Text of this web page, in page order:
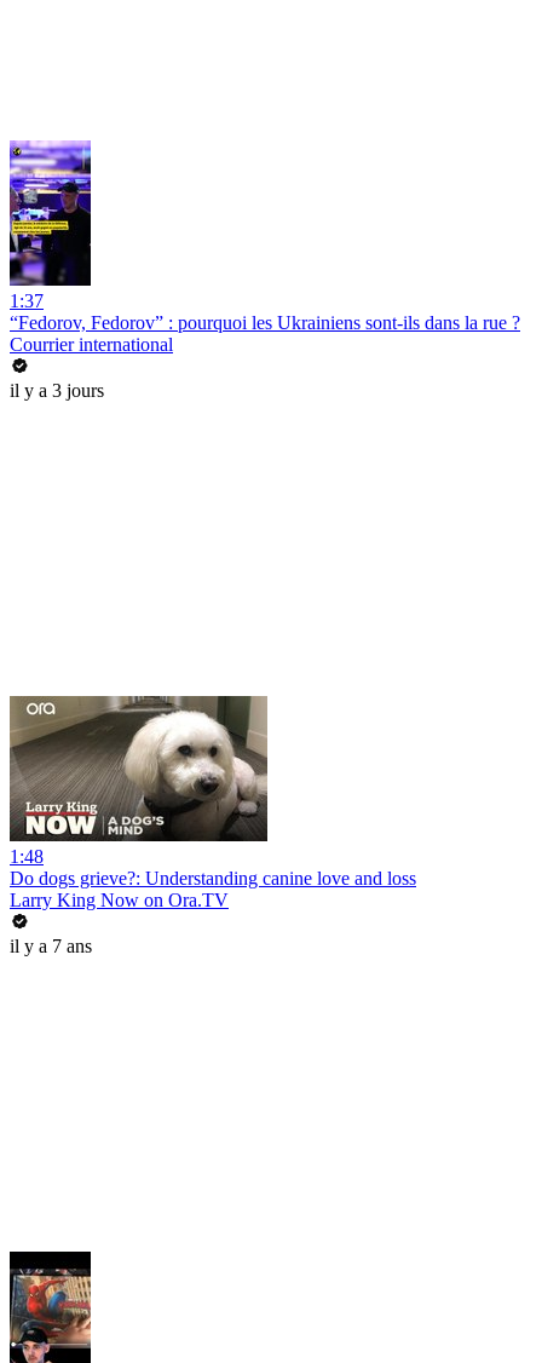
1:37
“Fedorov, Fedorov” : pourquoi les Ukrainiens sont-ils dans la rue ?
Courrier international
il y a 3 jours
1:48
Do dogs grieve?: Understanding canine love and loss
Larry King Now on Ora.TV
il y a 7 ans